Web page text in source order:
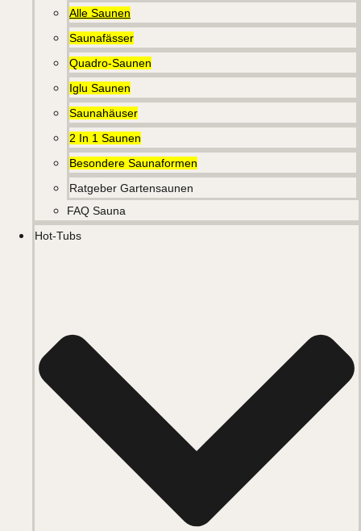
Alle Saunen
Saunafässer
Quadro-Saunen
Iglu Saunen
Saunahäuser
2 In 1 Saunen
Besondere Saunaformen
Ratgeber Gartensaunen
FAQ Sauna
Hot-Tubs